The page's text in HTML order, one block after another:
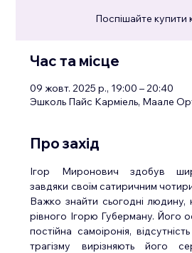
Поспішайте купити
Час та місце
09 жовт. 2025 р., 19:00 – 20:40
Эшколь Пайс Карміель, Маале
Про захід
Ігор Миронович здобув
завдяки своїм сатиричним
Важко знайти сьогодні людину,
рівного Ігорю Губерману. Його
постійна самоіронія,
трагізму вирізняють його